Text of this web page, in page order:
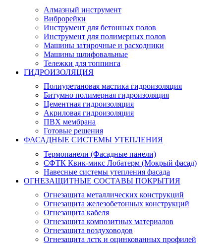
Алмазный инструмент
Виброрейки
Инструмент для бетонных полов
Инструмент для полимерных полов
Машины затирочные и расходники
Машины шлифовальные
Тележки для топпинга
ГИДРОИЗОЛЯЦИЯ
Полиуретановая мастика гидроизоляция
Битумно полимерная гидроизоляция
Цементная гидроизоляция
Акриловая гидроизоляция
ПВХ мембрана
Готовые решения
ФАСАДНЫЕ СИСТЕМЫ УТЕПЛЕНИЯ
Термопанели (Фасадные панели)
СФТК Квик-микс Лобатерм (Мокрый фасад)
Навесные системы утепления фасада
ОГНЕЗАЩИТНЫЕ СОСТАВЫ ПОКРЫТИЯ
Огнезащита металлических конструкций
Огнезащита железобетонных конструкций
Огнезащита кабеля
Огнезащита композитных материалов
Огнезащита воздуховодов
Огнезащита лстк и оцинкованных профилей